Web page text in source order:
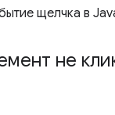
щелчка в
не